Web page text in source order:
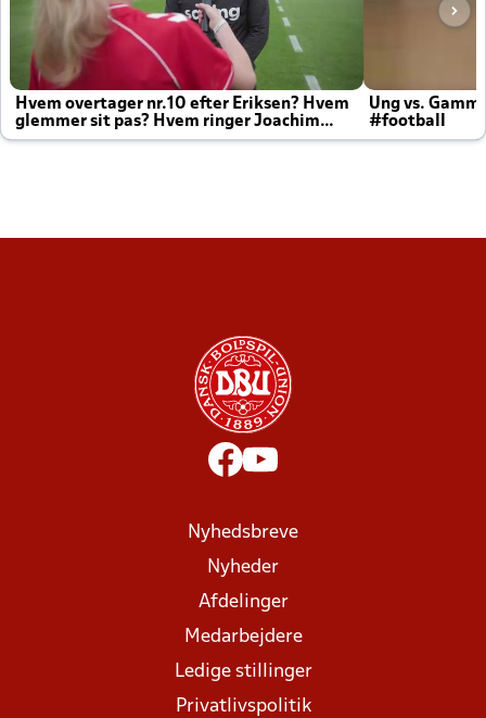
Hvem overtager nr.10 efter Eriksen? Hvem
glemmer sit pas? Hvem ringer Joachim
altid til efter kampe?
Ung vs.
#football
Nyhedsbreve
Nyheder
Afdelinger
Medarbejdere
Ledige stillinger
Privatlivspolitik